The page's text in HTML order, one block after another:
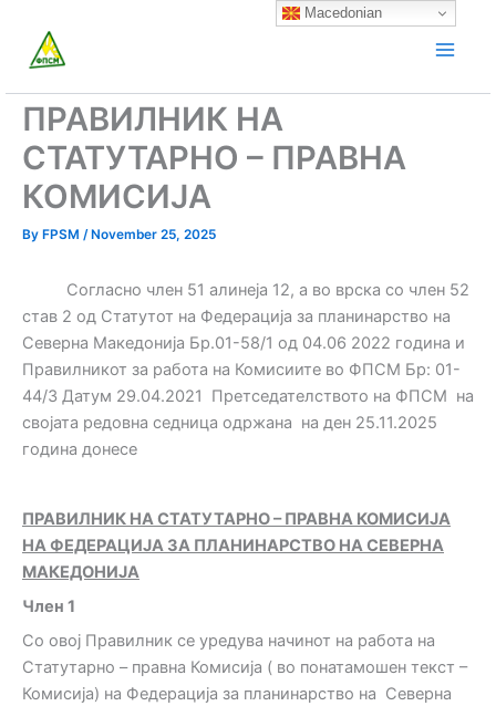
content
ПРАВИЛНИК НА
СТАТУТАРНО – ПРАВНА
КОМИСИЈА
By FPSM / November 25, 2025
Согласно член 51 алинеја 12, а во врска со член 52
став 2 од Статутот на Федерација за планинарство на
Северна Македонија Бр.01-58/1 од 04.06 2022 година и
Правилникот за работа на Комисиите во ФПСМ Бр: 01-
44/3 Датум 29.04.2021 Претседателството на ФПСМ на
својата редовна седница одржана на ден 25.11.2025
година донесе
ПРАВИЛНИК НА СТАТУТАРНО – ПРАВНА КОМИСИЈА
НА ФЕДЕРАЦИЈА ЗА ПЛАНИНАРСТВО НА СЕВЕРНА
МАКЕДОНИЈА
Член 1
Со овој Правилник се уредува начинот на работа на
Статутарно – правна Комисија ( во понатамошен текст –
Комисија) на Федерација за планинарство на Северна
Macedonian